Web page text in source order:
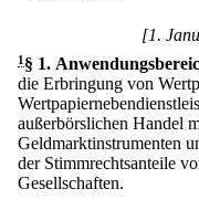
[1.
1§ 1.
die Erbringung von
außerbörslichen Handel
Geldmarktinstrumenten
der Stimmrechtsanteile
Gesellschaften.